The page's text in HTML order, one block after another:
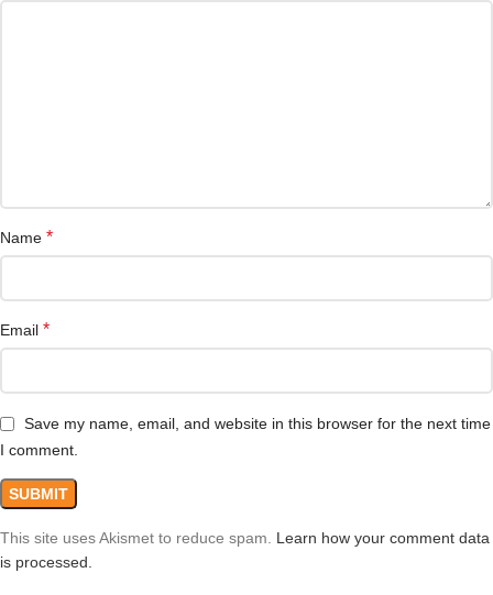
Name *
Email *
Save my name, email, and website in this browser for the next time
I comment.
This site uses Akismet to reduce spam. Learn how your comment data
is processed.